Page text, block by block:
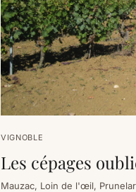
VIGNOBLE
Les cépages
Mauzac, Loin de l'œil,